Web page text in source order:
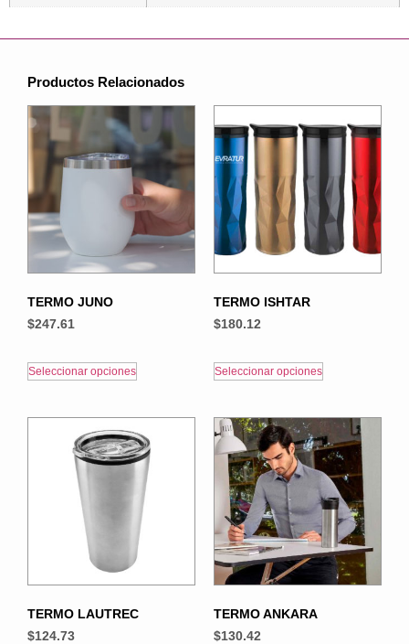
Productos Relacionados
TERMO JUNO
$247.61
Seleccionar opciones
TERMO ISHTAR
$180.12
Seleccionar opciones
TERMO LAUTREC
$124.73
TERMO ANKARA
$130.42